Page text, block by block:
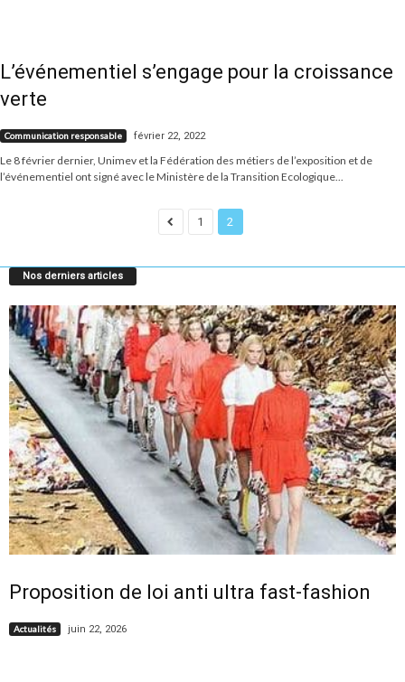
L’événementiel s’engage pour la croissance
verte
Communication responsable février 22, 2022
Le 8 février dernier, Unimev et la Fédération des métiers de l’exposition et de
l’événementiel ont signé avec le Ministère de la Transition Ecologique...
1 2
Nos derniers articles
Proposition de loi anti ultra fast-fashion
Actualités juin 22, 2026